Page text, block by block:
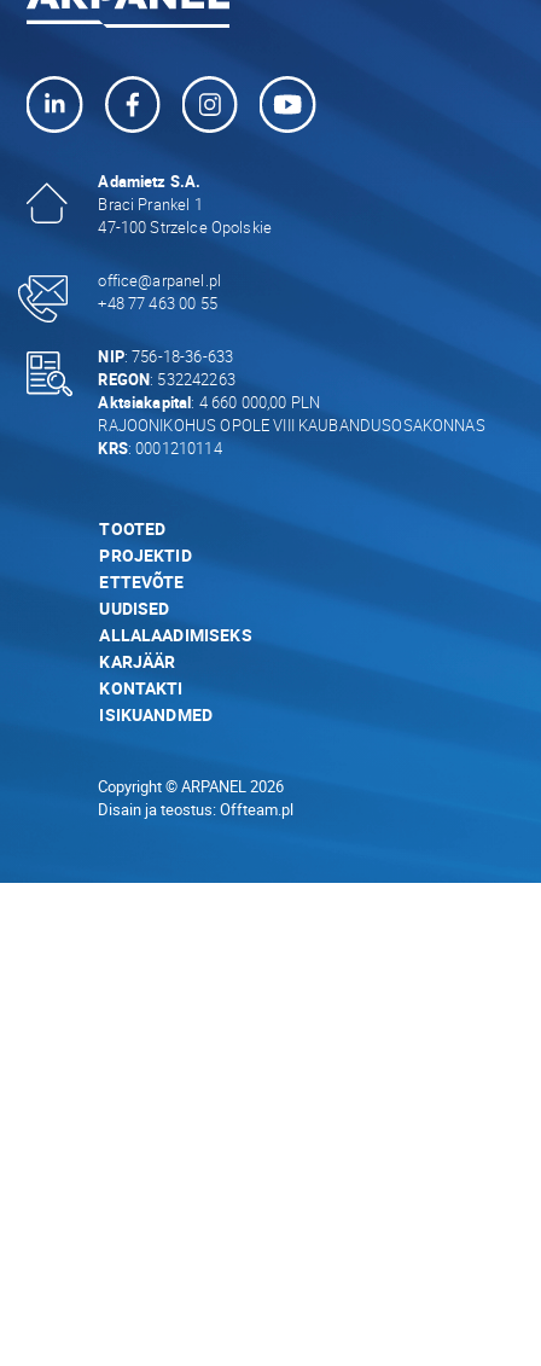
Adamietz S.A.
Braci Prankel 1
47-100 Strzelce Opolskie
office@arpanel.pl
+48 77 463 00 55
NIP: 756-18-36-633
REGON: 532242263
Aktsiakapital: 4 660 000,00 PLN
RAJOONIKOHUS OPOLE VIII KAUBANDUSOSAKONNAS
KRS: 0001210114
TOOTED
PROJEKTID
ETTEVÕTE
UUDISED
ALLALAADIMISEKS
KARJÄÄR
KONTAKTI
ISIKUANDMED
Copyright © ARPANEL 2026
Disain ja teostus:Offteam.pl